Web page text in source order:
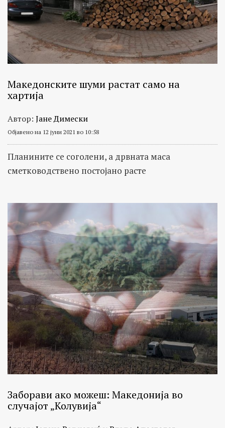
Македонските шуми растат само на
хартија
Автор: Јане Димески
Објавено на 12 јуни 2021 во 10:58
Планините се соголени, а дрвната маса
сметководствено постојано расте
Заборави ако можеш: Македонија во
случајот „Колувија“